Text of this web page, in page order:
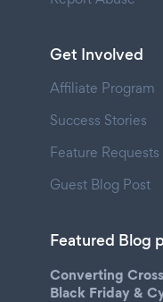
Get Involved
Affiliate Program
Success Stories
Feature Requests
Guest Blog Post
Featured Blog
Converting
Black Friday &